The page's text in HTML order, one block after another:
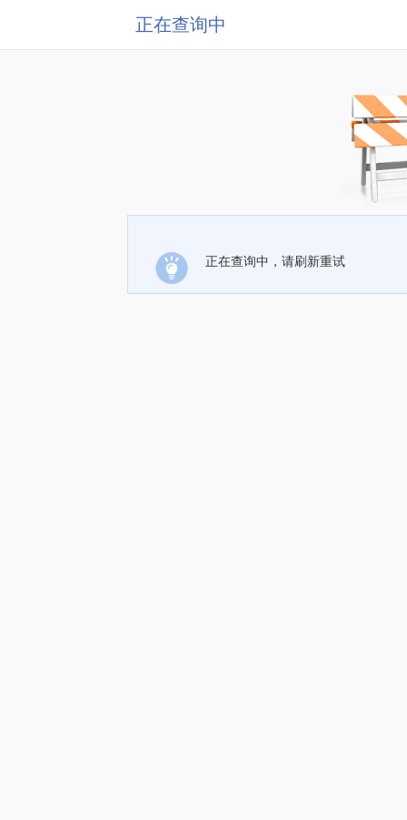
正在查询中
正在查询中，请刷新重试